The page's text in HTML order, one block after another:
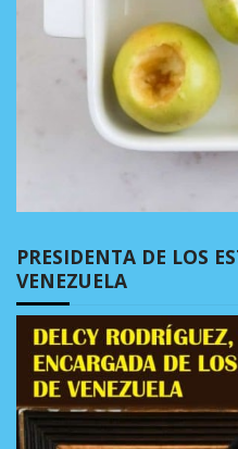
PRESIDENTA DE LOS
VENEZUELA